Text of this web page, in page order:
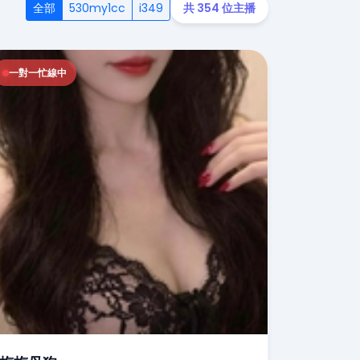
全部 530my1cc i349 共 354 位主播
一對一忙線中